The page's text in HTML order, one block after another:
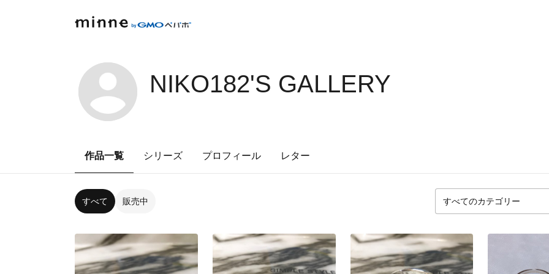
NIKO182'S GALLERY
作品一覧 シリーズ プロフィール レター
すべて 販売中